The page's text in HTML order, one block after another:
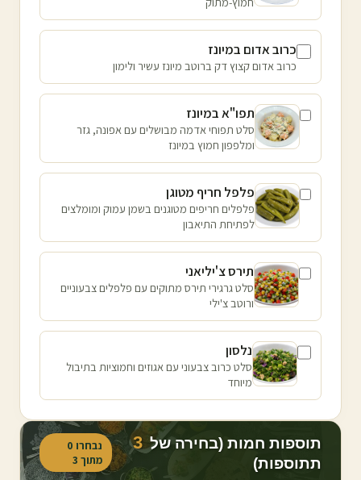
כרוב אדום במיונז
כרוב אדום קצוץ דק ברוטב מיונז עשיר ולימון
תפו"א במיונז
סלט תפוחי אדמה מבושלים עם אפונה, גזר
ומלפפון חמוץ במיונז
פלפל חריף מטוגן
פלפלים חריפים מטוגנים בשמן עמוק ומומלצים
לפתיחת התיאבון
תירס צ'יליאני
סלט גרגירי תירס מתוקים עם פלפלים צבעוניים
ורוטב צ'ילי
נלסון
סלט כרוב צבעוני עם אגוזים וחמוציות בתיבול
מיוחד
תוספות חמות (בחירה של 3
תתוספות)
נבחרו 0
מתוך 3